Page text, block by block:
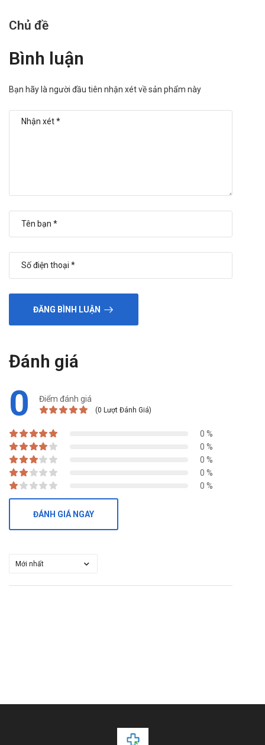
Chủ đề
Bình luận
Bạn hãy là người đầu tiên nhận xét về sản phẩm này
ĐĂNG BÌNH LUẬN
Đánh giá
0 Điểm đánh giá
(0 Lượt Đánh Giá)
0 %
0 %
0 %
0 %
0 %
ĐÁNH GIÁ NGAY